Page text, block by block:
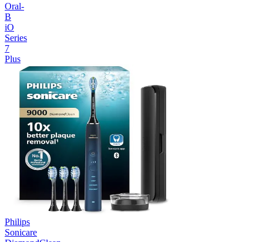
Oral-
B
iO
Series
7
Plus
Philips
Sonicare